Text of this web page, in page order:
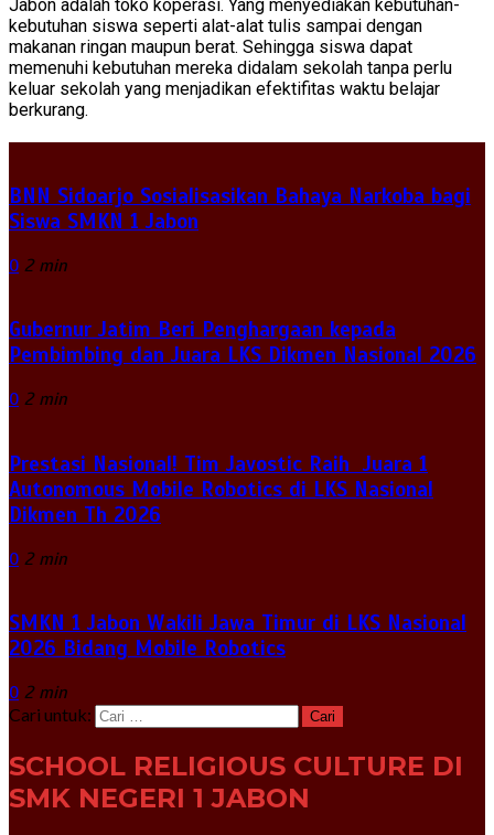
Jabon adalah toko koperasi. Yang menyediakan kebutuhan-
kebutuhan siswa seperti alat-alat tulis sampai dengan
makanan ringan maupun berat. Sehingga siswa dapat
memenuhi kebutuhan mereka didalam sekolah tanpa perlu
keluar sekolah yang menjadikan efektifitas waktu belajar
berkurang.
BNN Sidoarjo Sosialisasikan Bahaya Narkoba bagi
Siswa SMKN 1 Jabon
0 2 min
Gubernur Jatim Beri Penghargaan kepada
Pembimbing dan Juara LKS Dikmen Nasional 2026
0 2 min
Prestasi Nasional! Tim Javostic Raih Juara 1
Autonomous Mobile Robotics di LKS Nasional
Dikmen Th 2026
0 2 min
SMKN 1 Jabon Wakili Jawa Timur di LKS Nasional
2026 Bidang Mobile Robotics
0 2 min
Cari untuk:
SCHOOL RELIGIOUS CULTURE DI
SMK NEGERI 1 JABON